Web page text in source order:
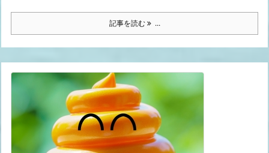
記事を読む ...